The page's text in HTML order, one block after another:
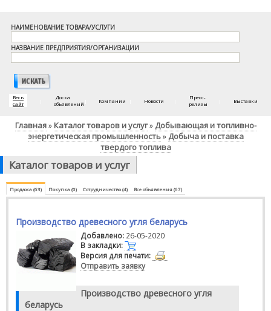
НАИМЕНОВАНИЕ ТОВАРА/УСЛУГИ
НАЗВАНИЕ ПРЕДПРИЯТИЯ/ОРГАНИЗАЦИИ
Весь
сайт
Доска
объявлений
Компании Новости
Пресс-
релизы
Выставки
Главная» Каталог товаров и услуг» Добывающая и топливно-
энергетическая промышленность» Добыча и поставка
твердого топлива
Каталог товаров и услуг
Продажа (63) Покупка (0) Сотрудничество (4) Все объявления (67)
Производство древесного угля беларусь
Добавлено: 26-05-2020
В закладки:
Версия для печати:
Отправить заявку
Производство древесного угля
беларусь